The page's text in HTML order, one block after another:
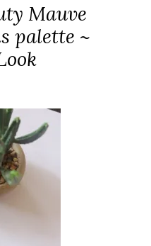
Mauve
palette ~